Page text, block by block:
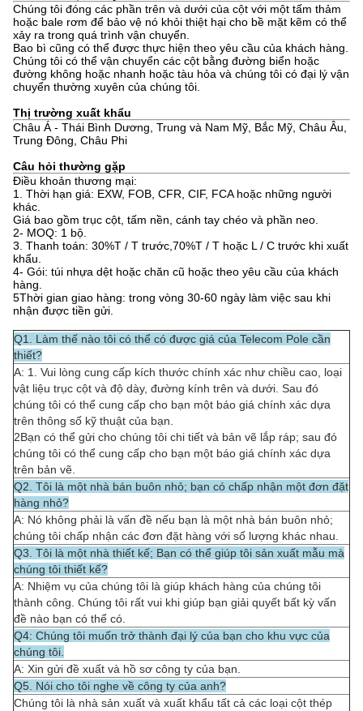
Chúng tôi đóng các phần trên và dưới của cột với một tấm thảm
hoặc bale rơm để bảo vệ nó khỏi thiệt hại cho bề mặt kẽm có thể
xảy ra trong quá trình vận chuyển.
Bao bì cũng có thể được thực hiện theo yêu cầu của khách hàng.
Chúng tôi có thể vận chuyển các cột bằng đường biển hoặc
đường không hoặc nhanh hoặc tàu hỏa và chúng tôi có đại lý vận
chuyển thường xuyên của chúng tôi.
Thị trường xuất khẩu
Châu Á - Thái Bình Dương, Trung và Nam Mỹ, Bắc Mỹ, Châu Âu,
Trung Đông, Châu Phi
Câu hỏi thường gặp
Điều khoản thương mại:
1. Thời hạn giá: EXW, FOB, CFR, CIF, FCA hoặc những người
khác.
Giá bao gồm trục cột, tấm nền, cánh tay chéo và phần neo.
2- MOQ: 1 bộ.
3. Thanh toán: 30%T / T trước,70%T / T hoặc L / C trước khi xuất
khẩu.
4- Gói: túi nhựa dệt hoặc chăn cũ hoặc theo yêu cầu của khách
hàng.
5Thời gian giao hàng: trong vòng 30-60 ngày làm việc sau khi
nhận được tiền gửi.
Q1. Làm thế nào tôi có thể có được giá của Telecom Pole cần
thiết?
A: 1. Vui lòng cung cấp kích thước chính xác như chiều cao, loại
vật liệu trục cột và độ dày, đường kính trên và dưới. Sau đó
chúng tôi có thể cung cấp cho bạn một báo giá chính xác dựa
trên thông số kỹ thuật của bạn.
2Bạn có thể gửi cho chúng tôi chi tiết và bản vẽ lắp ráp; sau đó
chúng tôi có thể cung cấp cho bạn một báo giá chính xác dựa
trên bản vẽ.
Q2. Tôi là một nhà bán buôn nhỏ; bạn có chấp nhận một đơn đặt
hàng nhỏ?
A: Nó không phải là vấn đề nếu bạn là một nhà bán buôn nhỏ;
chúng tôi chấp nhận các đơn đặt hàng với số lượng khác nhau.
Q3. Tôi là một nhà thiết kế; Bạn có thể giúp tôi sản xuất mẫu mà
chúng tôi thiết kế?
A: Nhiệm vụ của chúng tôi là giúp khách hàng của chúng tôi
thành công. Chúng tôi rất vui khi giúp bạn giải quyết bất kỳ vấn
đề nào bạn có thể có.
Q4: Chúng tôi muốn trở thành đại lý của bạn cho khu vực của
chúng tôi.
A: Xin gửi đề xuất và hồ sơ công ty của bạn.
Q5. Nói cho tôi nghe về công ty của anh?
Chúng tôi là nhà sản xuất và xuất khẩu tất cả các loại cột thép